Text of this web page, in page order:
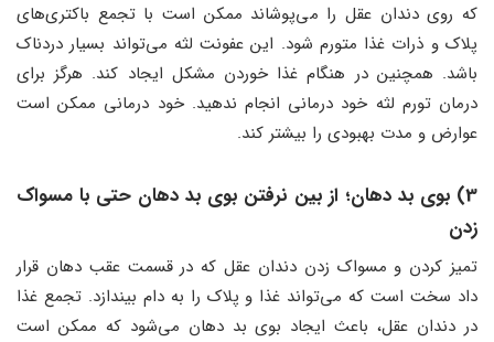
که روی دندان عقل را می‌پوشاند ممکن است با تجمع باکتری‌های
پلاک و ذرات غذا متورم شود. این عفونت لثه می‌تواند بسیار دردناک
باشد. همچنین در هنگام غذا خوردن مشکل ایجاد کند. هرگز برای
درمان تورم لثه خود درمانی انجام ندهید. خود درمانی ممکن است
عوارض و مدت بهبودی را بیشتر کند.
3) بوی بد دهان؛ از بین نرفتن بوی بد دهان حتی با مسواک
زدن
تمیز کردن و مسواک زدن دندان عقل که در قسمت عقب دهان قرار
داد سخت است که می‌تواند غذا و پلاک را به دام بیندازد. تجمع غذا
در دندان عقل، باعث ایجاد بوی بد دهان می‌شود که ممکن است